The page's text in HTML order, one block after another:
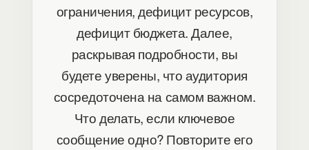
ограничения, дефицит ресурсов,
дефицит бюджета. Далее,
раскрывая подробности, вы
будете уверены, что аудитория
сосредоточена на самом важном.
Что делать, если ключевое
сообщение одно? Повторите его